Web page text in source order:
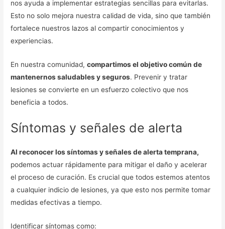
nos ayuda a implementar estrategias sencillas para evitarlas.
Esto no solo mejora nuestra calidad de vida, sino que también
fortalece nuestros lazos al compartir conocimientos y
experiencias.
En nuestra comunidad,compartimos el objetivo común de
mantenernos saludables y seguros. Prevenir y tratar
lesiones se convierte en un esfuerzo colectivo que nos
beneficia a todos.
Síntomas y señales de alerta
Al reconocer los síntomas y señales de alerta temprana,
podemos actuar rápidamente para mitigar el daño y acelerar
el proceso de curación. Es crucial que todos estemos atentos
a cualquier indicio de lesiones, ya que esto nos permite tomar
medidas efectivas a tiempo.
Identificar síntomas como: